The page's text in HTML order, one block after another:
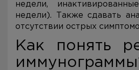
недели,
недели). Также сдавать
отсутствии острых
Как понять